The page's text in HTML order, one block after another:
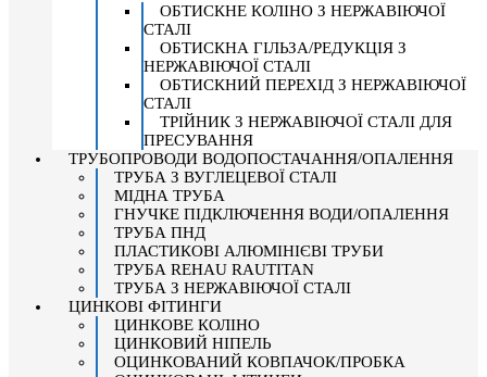
ОБТИСКНЕ КОЛІНО З НЕРЖАВІЮЧОЇ
СТАЛІ
ОБТИСКНА ГІЛЬЗА/РЕДУКЦІЯ З
НЕРЖАВІЮЧОЇ СТАЛІ
ОБТИСКНИЙ ПЕРЕХІД З НЕРЖАВІЮЧОЇ
СТАЛІ
ТРІЙНИК З НЕРЖАВІЮЧОЇ СТАЛІ ДЛЯ
ПРЕСУВАННЯ
ТРУБОПРОВОДИ ВОДОПОСТАЧАННЯ/ОПАЛЕННЯ
ТРУБА З ВУГЛЕЦЕВОЇ СТАЛІ
МІДНА ТРУБА
ГНУЧКЕ ПІДКЛЮЧЕННЯ ВОДИ/ОПАЛЕННЯ
ТРУБА ПНД
ПЛАСТИКОВІ АЛЮМІНІЄВІ ТРУБИ
ТРУБА REHAU RAUTITAN
ТРУБА З НЕРЖАВІЮЧОЇ СТАЛІ
ЦИНКОВІ ФІТИНГИ
ЦИНКОВЕ КОЛІНО
ЦИНКОВИЙ НІПЕЛЬ
ОЦИНКОВАНИЙ КОВПАЧОК/ПРОБКА